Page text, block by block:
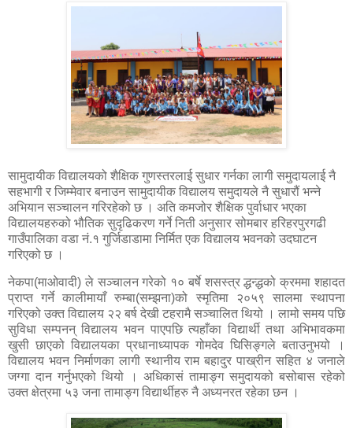
सामुदायीक विद्यालयको शैक्षिक गुणस्तरलाई सुधार गर्नका लागी समुदायलाई नै
सहभागी र जिम्मेवार बनाउन सामुदायीक विद्यालय समुदायले नै सुधारौं भन्ने
अभियान सञ्चालन गरिरहेको छ । अति कमजोर शैक्षिक पुर्वाधार भएका
विद्यालयहरुको भौतिक सुदृढिकरण गर्ने निती अनुसार सोमबार हरिहरपुरगढी
गाउँपालिका वडा नं.१ गुर्जिडाडामा निर्मित एक विद्यालय भवनको उदघाटन
गरिएको छ ।
नेकपा(माओवादी) ले सञ्चालन गरेको १० बर्षे शसस्त्र द्धन्द्धको क्रममा शहादत
प्राप्त गर्ने कालीमायाँ रुम्बा(सम्झना)को स्मृतिमा २०५९ सालमा स्थापना
गरिएको उक्त विद्यालय २२ बर्ष देखी टहरामै सञ्चालित थियो । लामो समय पछि
सुविधा सम्पनन् विद्यालय भवन पाएपछि त्यहाँका विद्यार्थी तथा अभिभावकमा
खुसी छाएको विद्यालयका प्रधानाध्यापक गोमदेव घिसिङ्गले बताउनुभयो ।
विद्यालय भवन निर्माणका लागी स्थानीय राम बहादुर पाख्रीन सहित ४ जनाले
जग्गा दान गर्नुभएको थियो । अधिकासं तामाङ्ग समुदायको बसोबास रहेको
उक्त क्षेत्रमा ५३ जना तामाङ्ग विद्यार्थीहरु नै अध्यनरत रहेका छन ।